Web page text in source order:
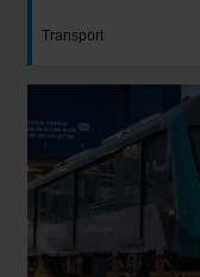
Transport